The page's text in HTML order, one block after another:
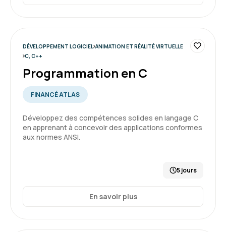
DÉVELOPPEMENT LOGICIEL ANIMATION ET RÉALITÉ VIRTUELLE
C, C++
Programmation en C
FINANCÉ ATLAS
Développez des compétences solides en langage C
en apprenant à concevoir des applications conformes
aux normes ANSI.
5 jours
En savoir plus